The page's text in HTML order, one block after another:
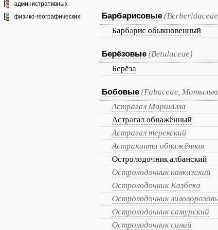
административных
физико-географических
Барбарисовые
Барбарис обыкновенный
Берёзовые (Betulaceae)
Берёза
Бобовые (Fabaceae,
Астрагал Маршалла
Астрагал обнажённый
Астрагал терекский
Астраканта обнажённая
Остролодочник албанский
Остролодочник кавказский
Остролодочник Казбека
Остролодочник
Остролодочник самурский
Остролодочник синий